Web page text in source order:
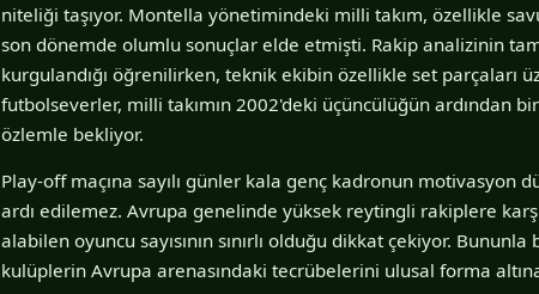
niteliği taşıyor. Montella yönetimindeki milli takım, özellikle
son dönemde olumlu sonuçlar elde etmişti. Rakip analizinin
kurgulandığı öğrenilirken, teknik ekibin özellikle set parçaları
futbolseverler, milli takımın 2002'deki üçüncülüğün ardından
özlemle bekliyor.
Play-off maçına sayılı günler kala genç kadronun motivasyon
ardı edilemez. Avrupa genelinde yüksek reytingli rakiplere
alabilen oyuncu sayısının sınırlı olduğu dikkat çekiyor.
kulüplerin Avrupa arenasındaki tecrübelerini ulusal forma